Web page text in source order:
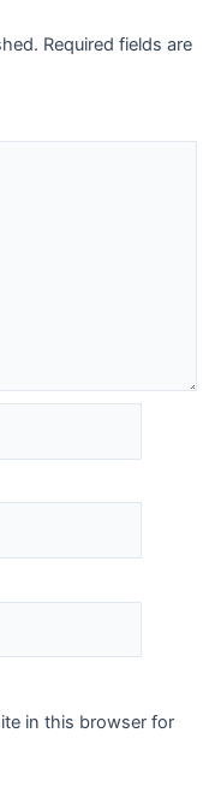
Required fields are
in this browser for